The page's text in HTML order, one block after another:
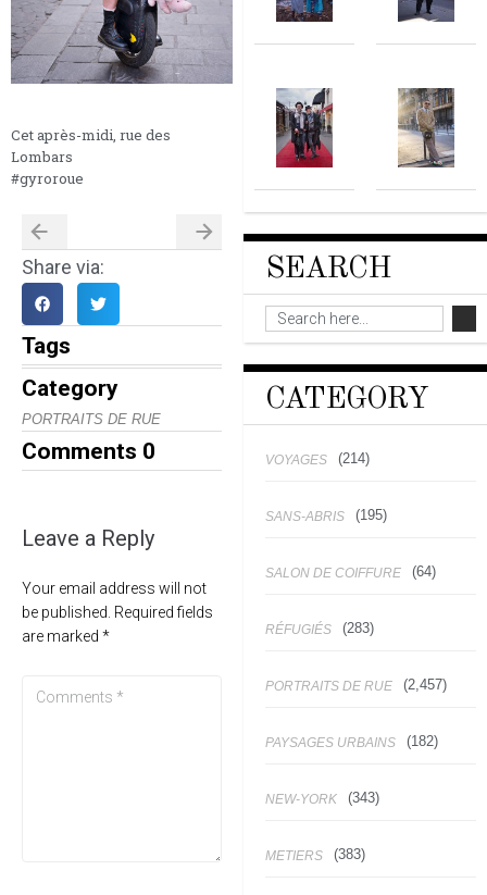
Cet après-midi, rue des
Lombars
#gyroroue
Share via:
Tags
Category
PORTRAITS DE RUE
Comments 0
Leave a Reply
Your email address will not
be published. Required fields
are marked *
SEARCH
CATEGORY
VOYAGES (214)
SANS-ABRIS (195)
SALON DE COIFFURE (64)
RÉFUGIÉS (283)
PORTRAITS DE RUE (2,457)
PAYSAGES URBAINS (182)
NEW-YORK (343)
METIERS (383)